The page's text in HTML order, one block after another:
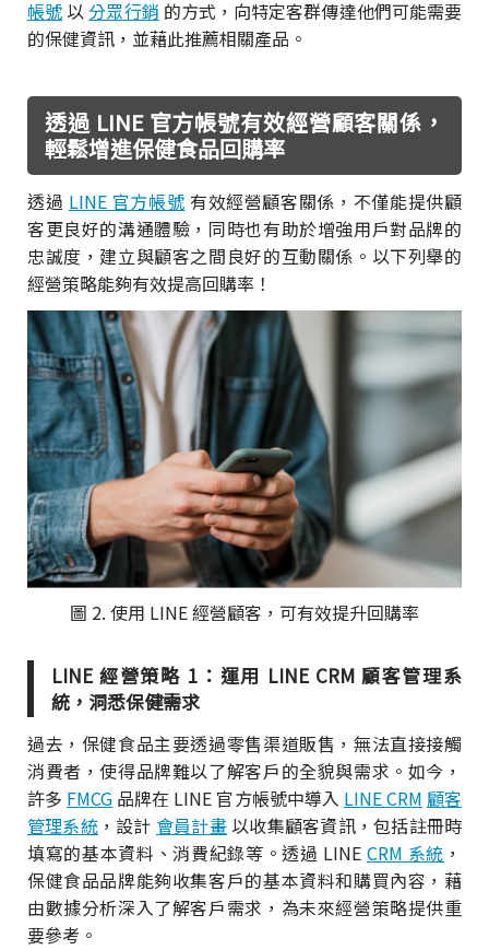
帳號 以分眾行銷 的方式，向特定客群傳達他們可能需要
的保健資訊，並藉此推薦相關產品。
透過 LINE 官方帳號有效經營顧客關係，
輕鬆增進保健食品回購率
透過 LINE 官方帳號 有效經營顧客關係，不僅能提供顧
客更良好的溝通體驗，同時也有助於增強用戶對品牌的
忠誠度，建立與顧客之間良好的互動關係。以下列舉的
經營策略能夠有效提高回購率！
圖 2. 使用 LINE 經營顧客，可有效提升回購率
LINE 經營策略 1：運用 LINE CRM 顧客管理系
統，洞悉保健需求
過去，保健食品主要透過零售渠道販售，無法直接接觸
消費者，使得品牌難以了解客戶的全貌與需求。如今，
許多 FMCG 品牌在 LINE 官方帳號中導入 LINE CRM 顧客
管理系統，設計 會員計畫以收集顧客資訊，包括註冊時
填寫的基本資料、消費紀錄等。透過 LINE CRM 系統 ，
保健食品品牌能夠收集客戶的基本資料和購買內容，藉
由數據分析深入了解客戶需求，為未來經營策略提供重
要參考。